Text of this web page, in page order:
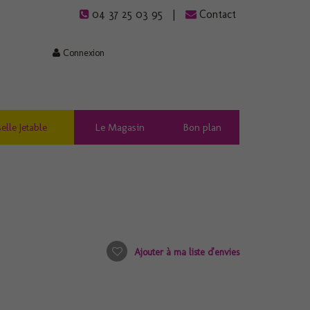
04 37 25 03 95 Contact
Connexion
Jetable Le Magasin Bon plan
Ajouter à ma liste d'envies